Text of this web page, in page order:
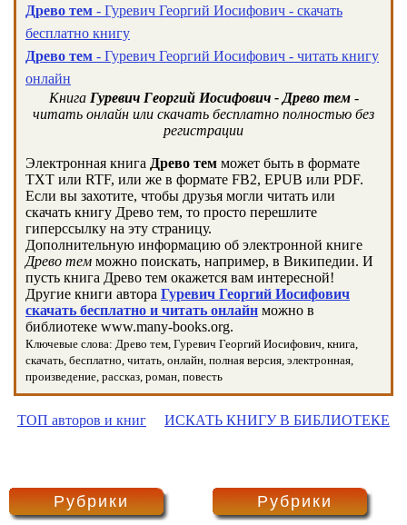
Древо тем - Гуревич Георгий Иосифович - скачать
бесплатно книгу
Древо тем - Гуревич Георгий Иосифович - читать книгу
онлайн
Книга Гуревич Георгий Иосифович - Древо тем-
читать онлайн или скачать бесплатно полностью без
регистрации
Электронная книга Древо тем может быть в формате
TXT или RTF, или же в формате FB2, EPUB или PDF.
Если вы захотите, чтобы друзья могли читать или
скачать книгу Древо тем, то просто перешлите
гиперссылку на эту страницу.
Дополнительную информацию об электронной книге
Древо тем можно поискать, например, в Википедии. И
пусть книга Древо тем окажется вам интересной!
Другие книги автора Гуревич Георгий Иосифович
скачать бесплатно и читать онлайн можно в
библиотеке www.many-books.org.
Ключевые слова: Древо тем, Гуревич Георгий Иосифович, книга,
скачать, бесплатно, читать, онлайн, полная версия, электронная,
произведение, рассказ, роман, повесть
ТОП авторов и книг ИСКАТЬ КНИГУ В БИБЛИОТЕКЕ
Рубрики Рубрики